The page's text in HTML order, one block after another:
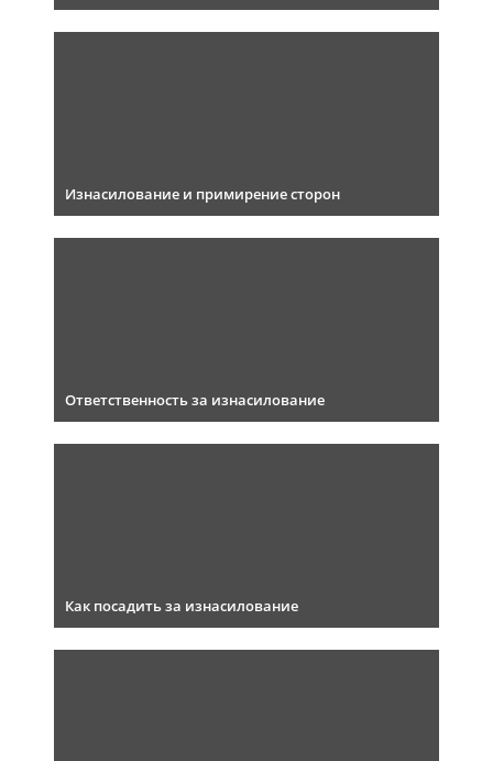
Изнасилование и примирение сторон
Ответственность за изнасилование
Как посадить за изнасилование